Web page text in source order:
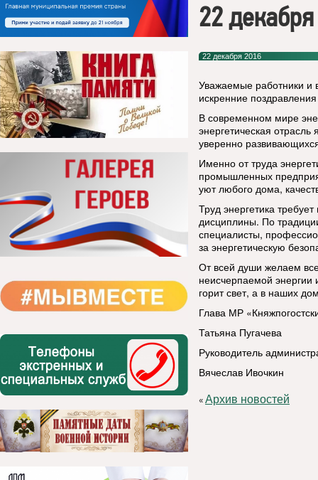
22
22 декабря 2016
Уважаемые работники и
искренние
В современном мире
энергетическая
уверенно
Именно от труда
промышленных
уют любого дома,
Труд энергетика
дисциплины. По
специалисты,
за энергетическую
От всей души желаем
неисчерпаемой энергии
горит свет, а в наших
Глава МР
Татьяна Пугачева
Руководитель
Вячеслав Ивочкин
«Архив новостей